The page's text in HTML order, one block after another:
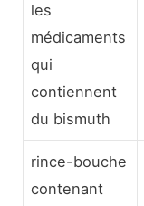
les
médicaments
qui
contiennent
du bismuth
rince-bouche
contenant